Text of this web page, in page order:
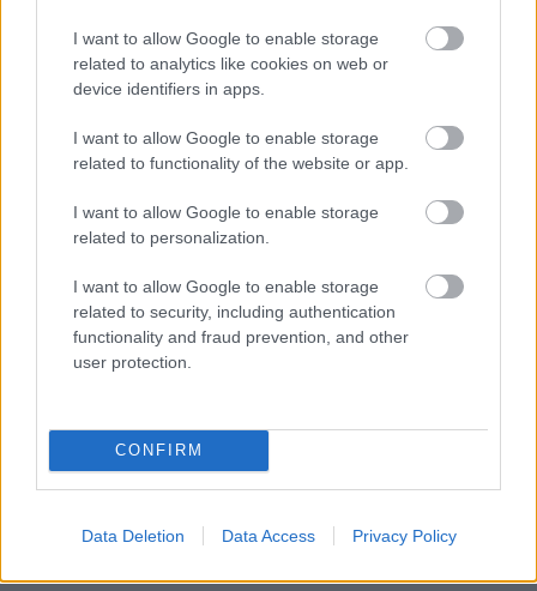
I want to allow Google to enable storage
related to analytics like cookies on web or
device identifiers in apps.
I want to allow Google to enable storage
related to functionality of the website or app.
I want to allow Google to enable storage
related to personalization.
I want to allow Google to enable storage
related to security, including authentication
functionality and fraud prevention, and other
user protection.
CONFIRM
Data Deletion Data Access Privacy Policy
Διαβάστε επίσης
κάπνισμα